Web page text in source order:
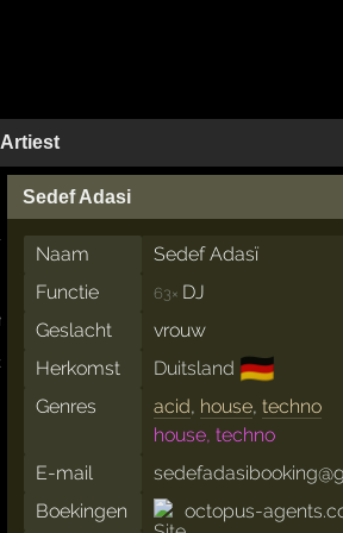
Artiest
Sedef Adasi
Naam
Sedef Adasï
Functie
63× DJ
Geslacht
vrouw
Herkomst
Duitsland 🇩🇪
Genres acid, house,techno
house, techno
E-mail
Boekingen
octopus-